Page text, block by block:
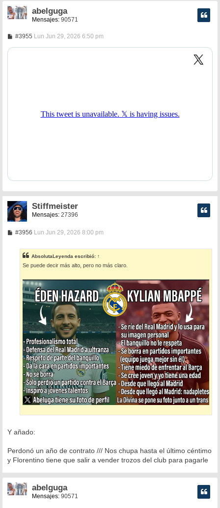
abelguga
Mensajes: 90571
#3955M
n
Lun Jun 29, 2026 6:50 pm
Stiffmeister
Mensajes: 27396
#3956M
a
j
Lun Jun 29, 2026 8:00 pm
AbsolutaLeyenda escribió: ↑
Se puede decir más alto, pero no más claro.
Y añado:
Perdonó un año de contrato /// Nos chupa hasta el último céntimo
y Florentino tiene que salir a vender trozos del club para pagarle
abelguga
Mensajes: 90571